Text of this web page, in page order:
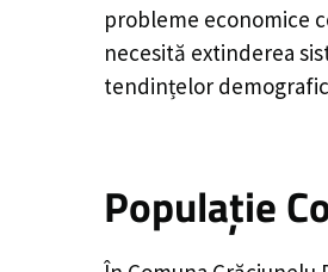
probleme economice
necesită extinderea
tendințelor
Populație